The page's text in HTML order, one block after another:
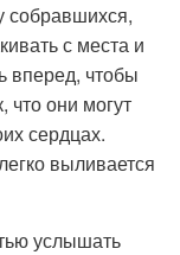
собравшихся,
с места и
вперед, чтобы
что они могут
сердцах.
выливается
услышать